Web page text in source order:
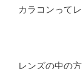
カラコンって
レンズの中の